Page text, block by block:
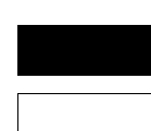
©2026Pastel